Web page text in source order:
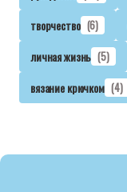
творчество (6)
личная жизнь (5)
вязание крючком (4)